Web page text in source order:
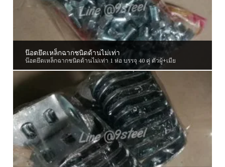
น๊อตยึดเหล็กฉากชนิดด้านไม่เท่า
น๊อตยึดเหล็กฉากชนิดด้านไม่เท่า 1 ห่อ บรรจุ 40 คู่ ตัวผู้+เมีย